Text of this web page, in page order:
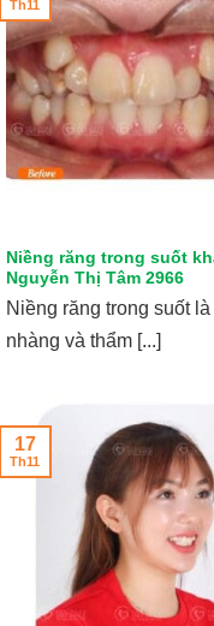
Niềng răng trong suốt
Nguyễn Thị Tâm 2966
Niềng răng trong suốt
nhàng và thẩm [...]
Th11
17
Th11